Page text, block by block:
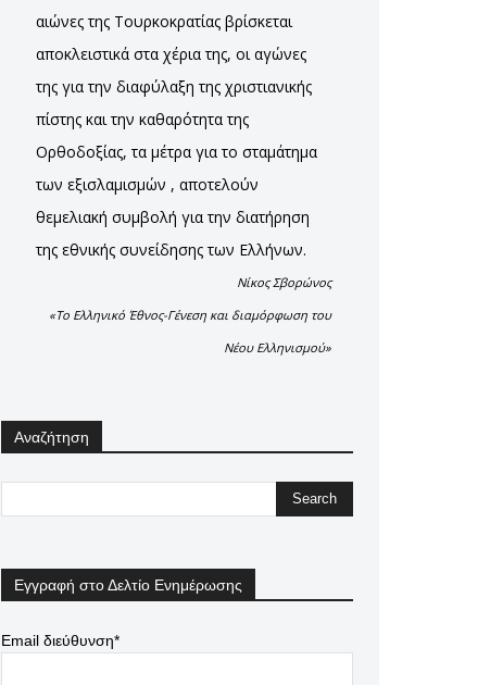
αιώνες της Τουρκοκρατίας βρίσκεται
αποκλειστικά στα χέρια της, οι αγώνες
της για την διαφύλαξη της χριστιανικής
πίστης και την καθαρότητα της
Ορθοδοξίας, τα μέτρα για το σταμάτημα
των εξισλαμισμών , αποτελούν
θεμελιακή συμβολή για την διατήρηση
της εθνικής συνείδησης των Ελλήνων.
Νίκος Σβορώνος
«Το Ελληνικό Έθνος-Γένεση και διαμόρφωση του
Νέου Ελληνισμού»
Αναζήτηση
Εγγραφή στο Δελτίο Ενημέρωσης
Email διεύθυνση*